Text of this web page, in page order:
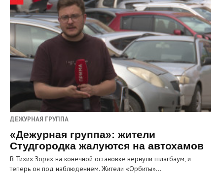
ДЕЖУРНАЯ ГРУППА
«Дежурная группа»: жители
Студгородка жалуются на автохамов
В Тихих Зорях на конечной остановке вернули шлагбаум, и
теперь он под наблюдением. Жители «Орбиты»…